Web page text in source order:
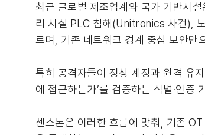
최근 글로벌 제조업계와 국가 기반시
리 시설 PLC 침해(Unitronics 사건),
르며, 기존 네트워크 경계 중심 보안만
특히 공격자들이 정상 계정과 원격 유
에 접근하는가’를 검증하는 식별·인증
센스톤은 이러한 흐름에 맞춰, 기존